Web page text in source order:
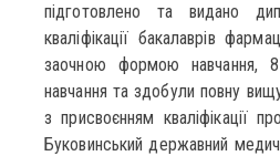
підготовлено та видано
кваліфікації бакалаврів
заочною формою навчання,
навчання та здобули повну
з присвоєнням кваліфікації
Буковинський державний